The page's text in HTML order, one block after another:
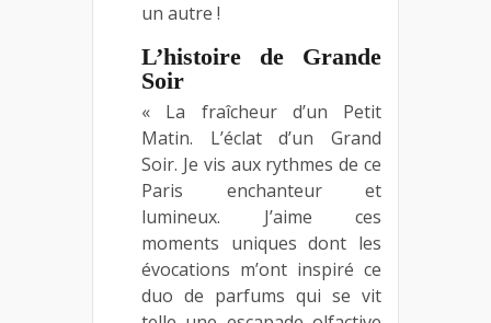
un autre !
L’histoire de Grande
Soir
« La fraîcheur d’un Petit
Matin. L’éclat d’un Grand
Soir. Je vis aux rythmes de ce
Paris enchanteur et
lumineux. J’aime ces
moments uniques dont les
évocations m’ont inspiré ce
duo de parfums qui se vit